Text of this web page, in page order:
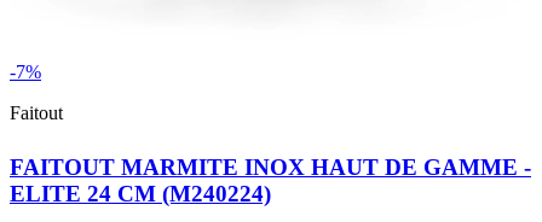
-7%
Faitout
FAITOUT MARMITE INOX HAUT DE GAMME -
ELITE 24 CM (M240224)